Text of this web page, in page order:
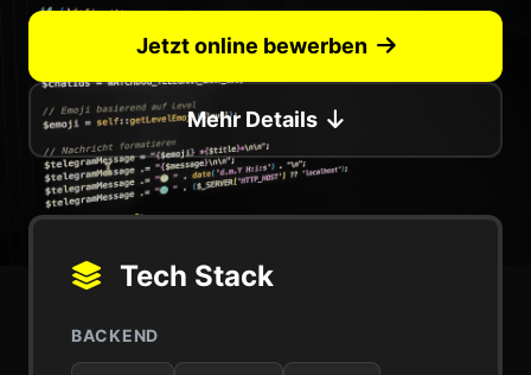
Jetzt online bewerben
Mehr Details
Tech Stack
BACKEND